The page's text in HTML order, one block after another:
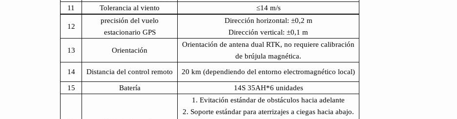
11
Tolerancia al viento ≤14 m/s
12
precisión del vuelo
estacionario GPS
Dirección horizontal: ±0,2 m
Dirección vertical: ±0,1 m
13 Orientación
Orientación de antena dual RTK, no requiere calibración
de brújula magnética.
14
Distancia del control remoto 20 km (dependiendo del entorno electromagnético local)
15 Batería 14S 35AH*6 unidades
1. Evitación estándar de obstáculos hacia adelante
2. Soporte estándar para aterrizajes a ciegas hacia abajo.